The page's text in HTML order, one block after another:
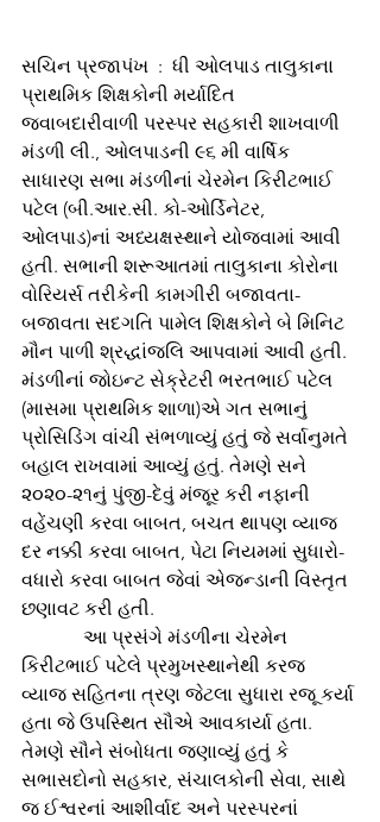
સચિન પ્રજાપંખ  :  ધી ઓલપાડ તાલુકાના
પ્રાથમિક શિક્ષકોની મર્યાદિત
જવાબદારીવાળી પરસ્પર સહકારી શાખવાળી
મંડળી લી., ઓલપાડની ૯૬ મી વાર્ષિક
સાધારણ સભા મંડળીનાં ચેરમેન કિરીટભાઈ
પટેલ (બી.આર.સી. કો-ઓર્ડિનેટર,
ઓલપાડ)નાં અધ્યક્ષસ્થાને યોજવામાં આવી
હતી. સભાની શરૂઆતમાં તાલુકાના કોરોના
વોરિયર્સ તરીકેની કામગીરી બજાવતા-
બજાવતા સદગતિ પામેલ શિક્ષકોને બે મિનિટ
મૌન પાળી શ્રદ્ધાંજલિ આપવામાં આવી હતી.
મંડળીનાં જોઇન્ટ સેક્રેટરી ભરતભાઈ પટેલ
(માસમા પ્રાથમિક શાળા)એ ગત સભાનું
પ્રોસિડિંગ વાંચી સંભળાવ્યું હતું જે સર્વાનુમતે
બહાલ રાખવામાં આવ્યું હતું. તેમણે સને
૨૦૨૦-૨૧નું પુંજી-દેવું મંજૂર કરી નફાની
વહેંચણી કરવા બાબત, બચત થાપણ વ્યાજ
દર નક્કી કરવા બાબત, પેટા નિયમમાં સુધારો-
વધારો કરવા બાબત જેવાં એજન્ડાની વિસ્તૃત
છણાવટ કરી હતી.
કિરીટભાઈ પટેલે પ્રમુખસ્થાનેથી કરજ
વ્યાજ સહિતના ત્રણ જેટલા સુધારા રજૂ કર્યા
હતા જે ઉપસ્થિત સૌએ આવકાર્યા હતા.
તેમણે સૌને સંબોધતા જણાવ્યું હતું કે
સભાસદોનો સહકાર, સંચાલકોની સેવા, સાથે
જ ઈશ્વરનાં આશીર્વાદ અને પરસ્પરનાં